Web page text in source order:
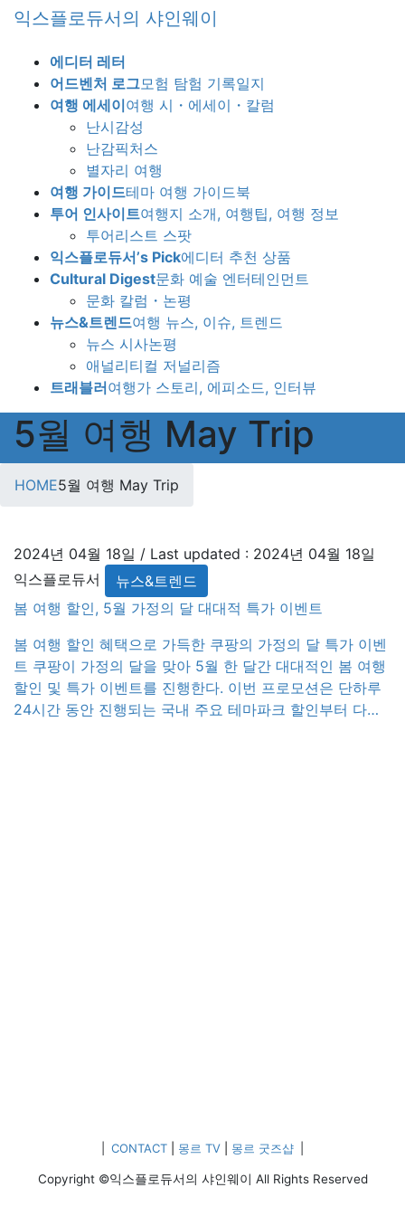
Skip
Skip
Navigation
익스플로듀서의 샤인웨이
에디터 레터
어드벤처 로그모험 탐험 기록일지
여행 에세이여행 시・에세이・칼럼
난시감성
난감픽처스
별자리 여행
여행 가이드테마 여행 가이드북
투어 인사이트여행지 소개, 여행팁, 여행 정보
투어리스트 스팟
익스플로듀서’s Pick에디터 추천 상품
Cultural Digest문화 예술 엔터테인먼트
문화 칼럼・논평
뉴스&트렌드여행 뉴스, 이슈, 트렌드
뉴스 시사논평
애널리티컬 저널리즘
트래블러여행가 스토리, 에피소드, 인터뷰
5월 여행 May Trip
HOME5월 여행 May Trip
2024년 04월 18일 / Last updated : 2024년 04월 18일
익스플로듀서
뉴스&트렌드
봄 여행 할인, 5월 가정의 달 대대적 특가 이벤트
봄 여행 할인 혜택으로 가득한 쿠팡의 가정의 달 특가 이벤
트 쿠팡이 가정의 달을 맞아 5월 한 달간 대대적인 봄 여행
할인 및 특가 이벤트를 진행한다. 이번 프로모션은 단하루
24시간 동안 진행되는 국내 주요 테마파크 할인부터 다양
CONTACT 몽르 TV 몽르 굿즈샵
Copyright ©익스플로듀서의 샤인웨이 All Rights Reserved